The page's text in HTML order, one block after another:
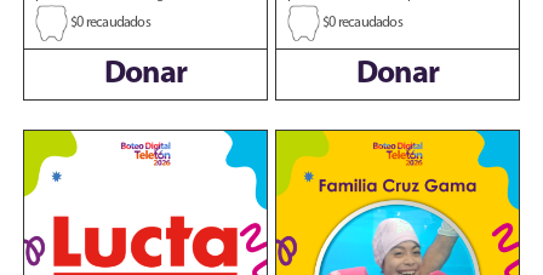
$0 recaudados
Donar
$0 recaudados
Donar